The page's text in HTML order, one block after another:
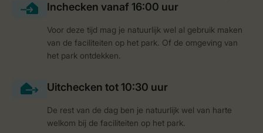
Voor deze tijd mag je natuurlijk wel al gebruik maken
van de faciliteiten op het park. Of de omgeving van
het park ontdekken.
De rest van de dag ben je natuurlijk wel van harte
welkom bij de faciliteiten op het park.